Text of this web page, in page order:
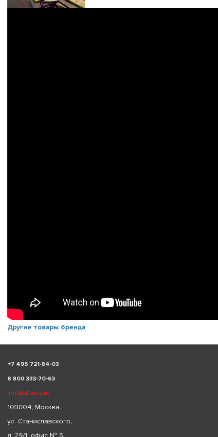
Другие товары бренда
+7 495 721-84-03
8 800 333-70-63
info@littess.ru
109004, Москва,
ул. Станиславского,
д. 29/1, офис № 5